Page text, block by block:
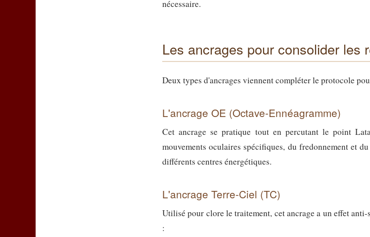
nécessaire.
Les ancrages pour consolider les
Deux types d'ancrages viennent compléter le protocole
L'ancrage OE (Octave-Ennéagramme)
Cet ancrage se pratique tout en percutant le point
mouvements oculaires spécifiques, du fredonnement et
différents centres énergétiques.
L'ancrage Terre-Ciel (TC)
Utilisé pour clore le traitement, cet ancrage a un effet
: